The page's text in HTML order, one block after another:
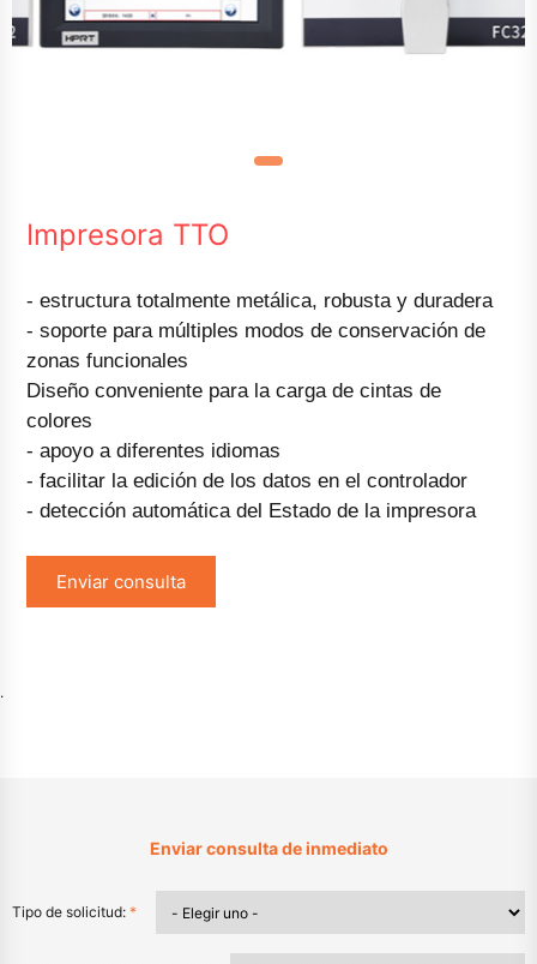
Impresora TTO
- estructura totalmente metálica, robusta y duradera
- soporte para múltiples modos de conservación de
zonas funcionales
Diseño conveniente para la carga de cintas de
colores
- apoyo a diferentes idiomas
- facilitar la edición de los datos en el controlador
- detección automática del Estado de la impresora
Enviar consulta
.
Enviar consulta de inmediato
Tipo de solicitud: *